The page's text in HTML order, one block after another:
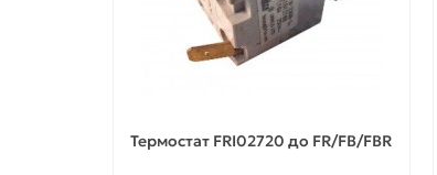
Термостат FRI02720 до FR/FB/FBR